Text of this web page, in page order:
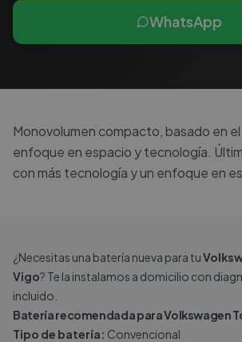
WhatsApp
Monovolumen compacto, basado en
enfoque en espacio y tecnología.
con más tecnología y un enfoque en
¿Necesitas una batería nueva para tu
Vigo? Te la instalamos a domicilio con
incluido.
Batería recomendada para Volkswagen
Tipo de batería: Convencional